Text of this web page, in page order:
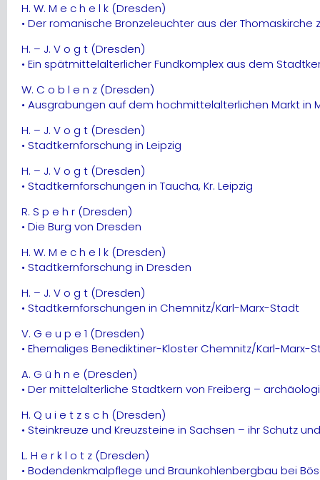
H. W. M e c h e l k (Dresden)
• Der romanische Bronzeleuchter aus der Thomaskirche
H. – J. V o g t (Dresden)
• Ein spätmittelalterlicher Fundkomplex aus dem
W. C o b l e n z (Dresden)
• Ausgrabungen auf dem hochmittelalterlichen Markt in
H. – J. V o g t (Dresden)
• Stadtkernforschung in Leipzig
H. – J. V o g t (Dresden)
• Stadtkernforschungen in Taucha, Kr. Leipzig
R. S p e h r (Dresden)
• Die Burg von Dresden
H. W. M e c h e l k (Dresden)
• Stadtkernforschung in Dresden
H. – J. V o g t (Dresden)
• Stadtkernforschungen in Chemnitz/Karl-Marx-Stadt
V. G e u p e 1 (Dresden)
• Ehemaliges Benediktiner-Kloster Chemnitz/Karl-Marx-
A. G ü h n e (Dresden)
• Der mittelalterliche Stadtkern von Freiberg –
H. Q u i e t z s c h (Dresden)
• Steinkreuze und Kreuzsteine in Sachsen – ihr Schutz
L. H e r k l o t z (Dresden)
• Bodendenkmalpflege und Braunkohlenbergbau bei